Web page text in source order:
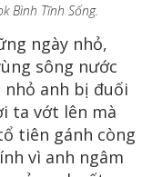
Bình Tĩnh Sống.
ngày nhỏ,
sông nước
nhỏ anh bị đuối
ta vớt lên mà
tiên gánh còng
vì anh ngâm